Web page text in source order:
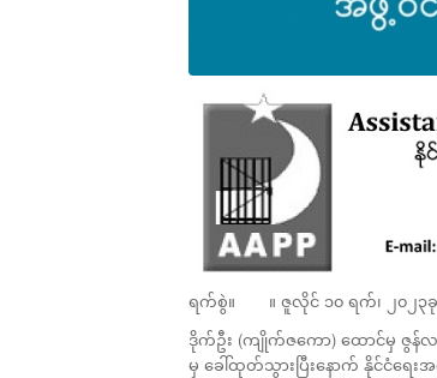
ရက်စွဲ။ ။ ဇူလိုင် ၁၀ ရက်၊ ၂၀၂၃
ဒိုက်ဦး (ကျိုက်ဇကော) ထောင်မှ ဇွန်
မှ ခေါ်ထုတ်သွားပြီးနောက် နိုင်ငံရေး